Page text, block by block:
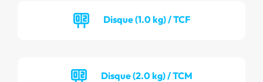
Disque (1.0 kg) / TCF
Disque (2.0 kg) / TCM